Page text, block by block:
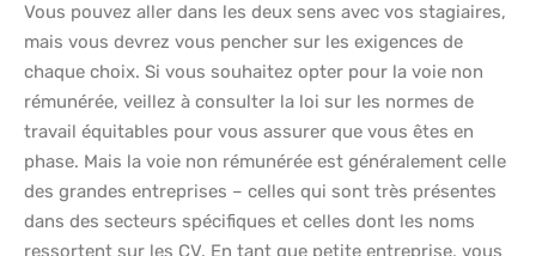
Vous pouvez aller dans les deux sens avec vos stagiaires,
mais vous devrez vous pencher sur les exigences de
chaque choix. Si vous souhaitez opter pour la voie non
rémunérée, veillez à consulter la loi sur les normes de
travail équitables pour vous assurer que vous êtes en
phase. Mais la voie non rémunérée est généralement celle
des grandes entreprises – celles qui sont très présentes
dans des secteurs spécifiques et celles dont les noms
ressortent sur les CV. En tant que petite entreprise, vous